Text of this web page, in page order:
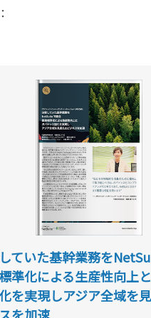
ていた基幹業務を
準化による生産性向上
を実現しアジア全域を